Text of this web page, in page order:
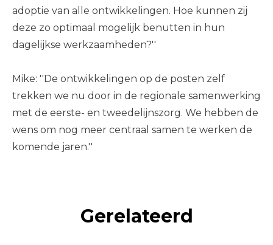
adoptie van alle ontwikkelingen. Hoe kunnen zij
deze zo optimaal mogelijk benutten in hun
dagelijkse werkzaamheden?''
Mike: ''De ontwikkelingen op de posten zelf
trekken we nu door in de regionale samenwerking
met de eerste- en tweedelijnszorg. We hebben de
wens om nog meer centraal samen te werken de
komende jaren.''
Gerelateerd